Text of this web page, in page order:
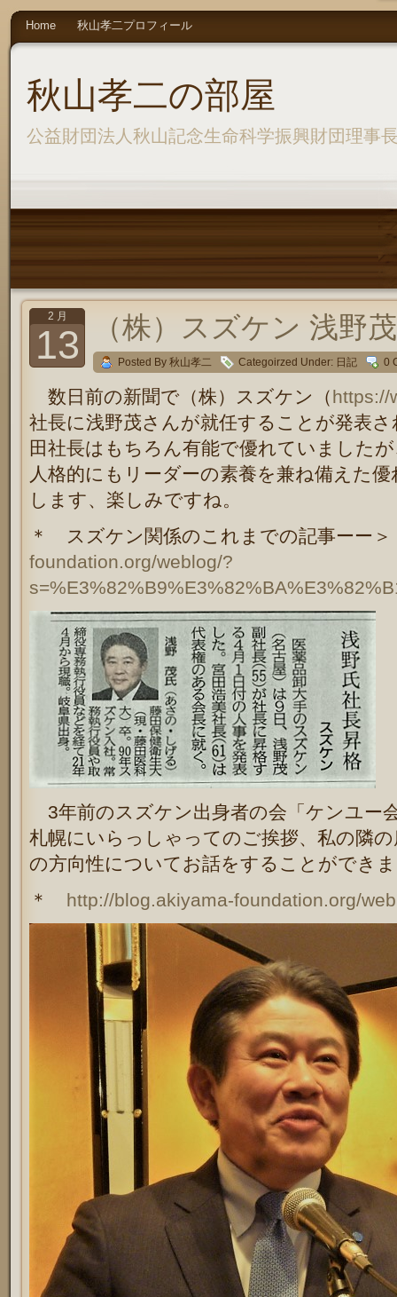
秋山孝二の部屋
公益財団法人秋山記念生命科学振興財団理事
Home 秋山孝二プロフィール
2 月
13 （株）スズケン 浅野
Posted By 秋山孝二 Categoirzed Under: 日記 0
数日前の新聞で（株）スズケン（https://
社長に浅野茂さんが就任することが発表
田社長はもちろん有能で優れていました
人格的にもリーダーの素養を兼ね備えた
します、楽しみですね。
＊ スズケン関係のこれまでの記事ーー
foundation.org/weblog/?
3年前のスズケン出身者の会「ケンユー
札幌にいらっしゃってのご挨拶、私の隣
の方向性についてお話をすることができ
＊ http://blog.akiyama-foundation.org/